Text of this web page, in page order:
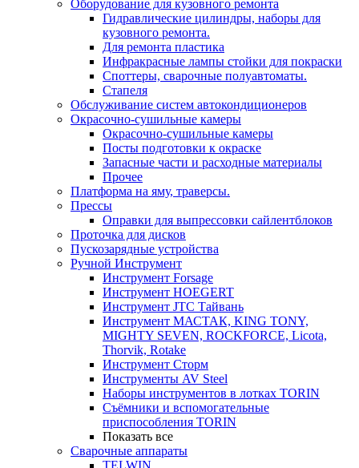
Оборудование для кузовного ремонта
Гидравлические цилиндры, наборы для
кузовного ремонта.
Для ремонта пластика
Инфракрасные лампы стойки для покраски
Споттеры, сварочные полуавтоматы.
Стапеля
Обслуживание систем автокондиционеров
Окрасочно-сушильные камеры
Окрасочно-сушильные камеры
Посты подготовки к окраске
Запасные части и расходные материалы
Прочее
Платформа на яму, траверсы.
Прессы
Оправки для выпрессовки сайлентблоков
Проточка для дисков
Пускозарядные устройства
Ручной Инструмент
Инструмент Forsage
Инструмент HOEGERT
Инструмент JTC Тайвань
Инструмент МАСТАК, KING TONY,
MIGHTY SEVEN, ROCKFORCE, Licota,
Thorvik, Rotake
Инструмент Сторм
Инструменты AV Steel
Наборы инструментов в лотках TORIN
Съёмники и вспомогательные
приспособления TORIN
Показать все
Сварочные аппараты